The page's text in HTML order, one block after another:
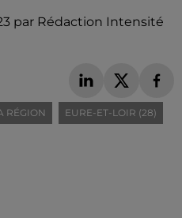
par Rédaction Intensité
RÉGION EURE-ET-LOIR (28)